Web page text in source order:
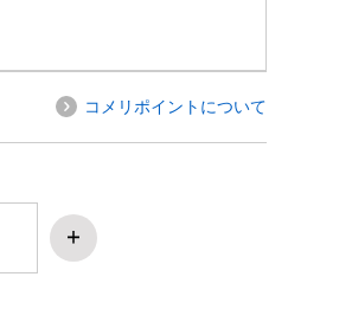
コメリポイントについて